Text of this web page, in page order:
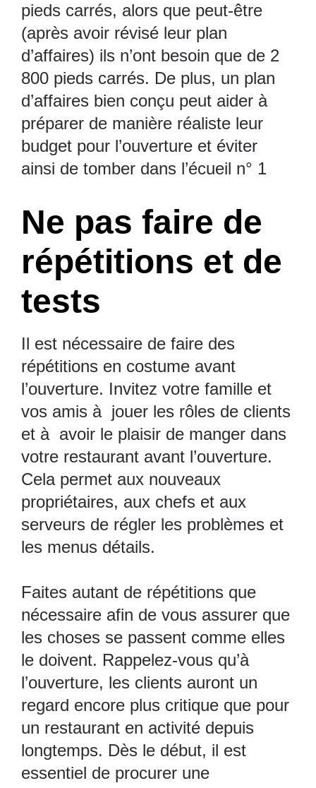
pieds carrés, alors que peut-être
(après avoir révisé leur plan
d’affaires) ils n’ont besoin que de 2
800 pieds carrés. De plus, un plan
d’affaires bien conçu peut aider à
préparer de manière réaliste leur
budget pour l’ouverture et éviter
ainsi de tomber dans l’écueil n° 1
Ne pas faire de
répétitions et de
tests
Il est nécessaire de faire des
répétitions en costume avant
l’ouverture. Invitez votre famille et
vos amis à jouer les rôles de clients
et à avoir le plaisir de manger dans
votre restaurant avant l’ouverture.
Cela permet aux nouveaux
propriétaires, aux chefs et aux
serveurs de régler les problèmes et
les menus détails.
Faites autant de répétitions que
nécessaire afin de vous assurer que
les choses se passent comme elles
le doivent. Rappelez-vous qu’à
l’ouverture, les clients auront un
regard encore plus critique que pour
un restaurant en activité depuis
longtemps. Dès le début, il est
essentiel de procurer une